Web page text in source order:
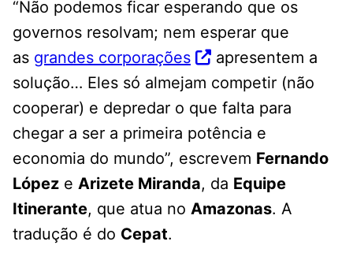
“Não podemos ficar esperando que os
governos resolvam; nem esperar que
as grandes corporações
apresentem a
solução… Eles só almejam competir (não
cooperar) e depredar o que falta para
chegar a ser a primeira potência e
economia do mundo”, escrevem Fernando
López e Arizete Miranda, da Equipe
Itinerante, que atua no Amazonas. A
tradução é do Cepat.